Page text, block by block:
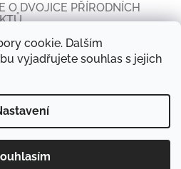
cookie. Dalším
vyjadřujete souhlas s jejich
O DVOJICE PŘÍRODNÍCH
Prodejní místa